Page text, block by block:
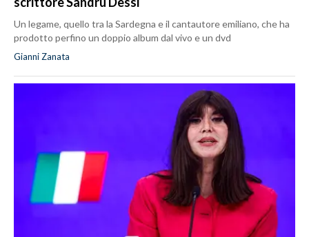
Un legame, quello tra la Sardegna e il cantautore emiliano, che ha
prodotto perfino un doppio album dal vivo e un dvd
Gianni Zanata